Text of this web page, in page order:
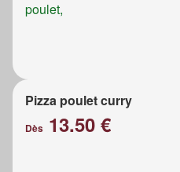
poulet,
Pizza poulet curry
Dès 13.50 €